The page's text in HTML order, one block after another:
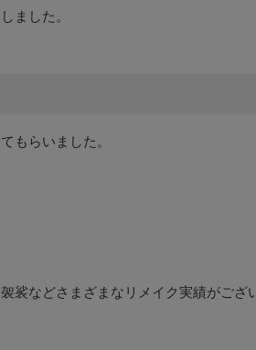
ました。
もらいました。
裟などさまざまなリメイク実績がござ